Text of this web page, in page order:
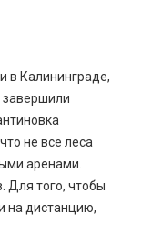
в Калининграде,
завершили
не все леса
аренами.
Для того, чтобы
на дистанцию,